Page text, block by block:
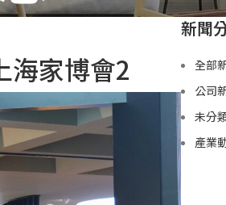
海家博會2
新聞
全部
公司
未分
產業